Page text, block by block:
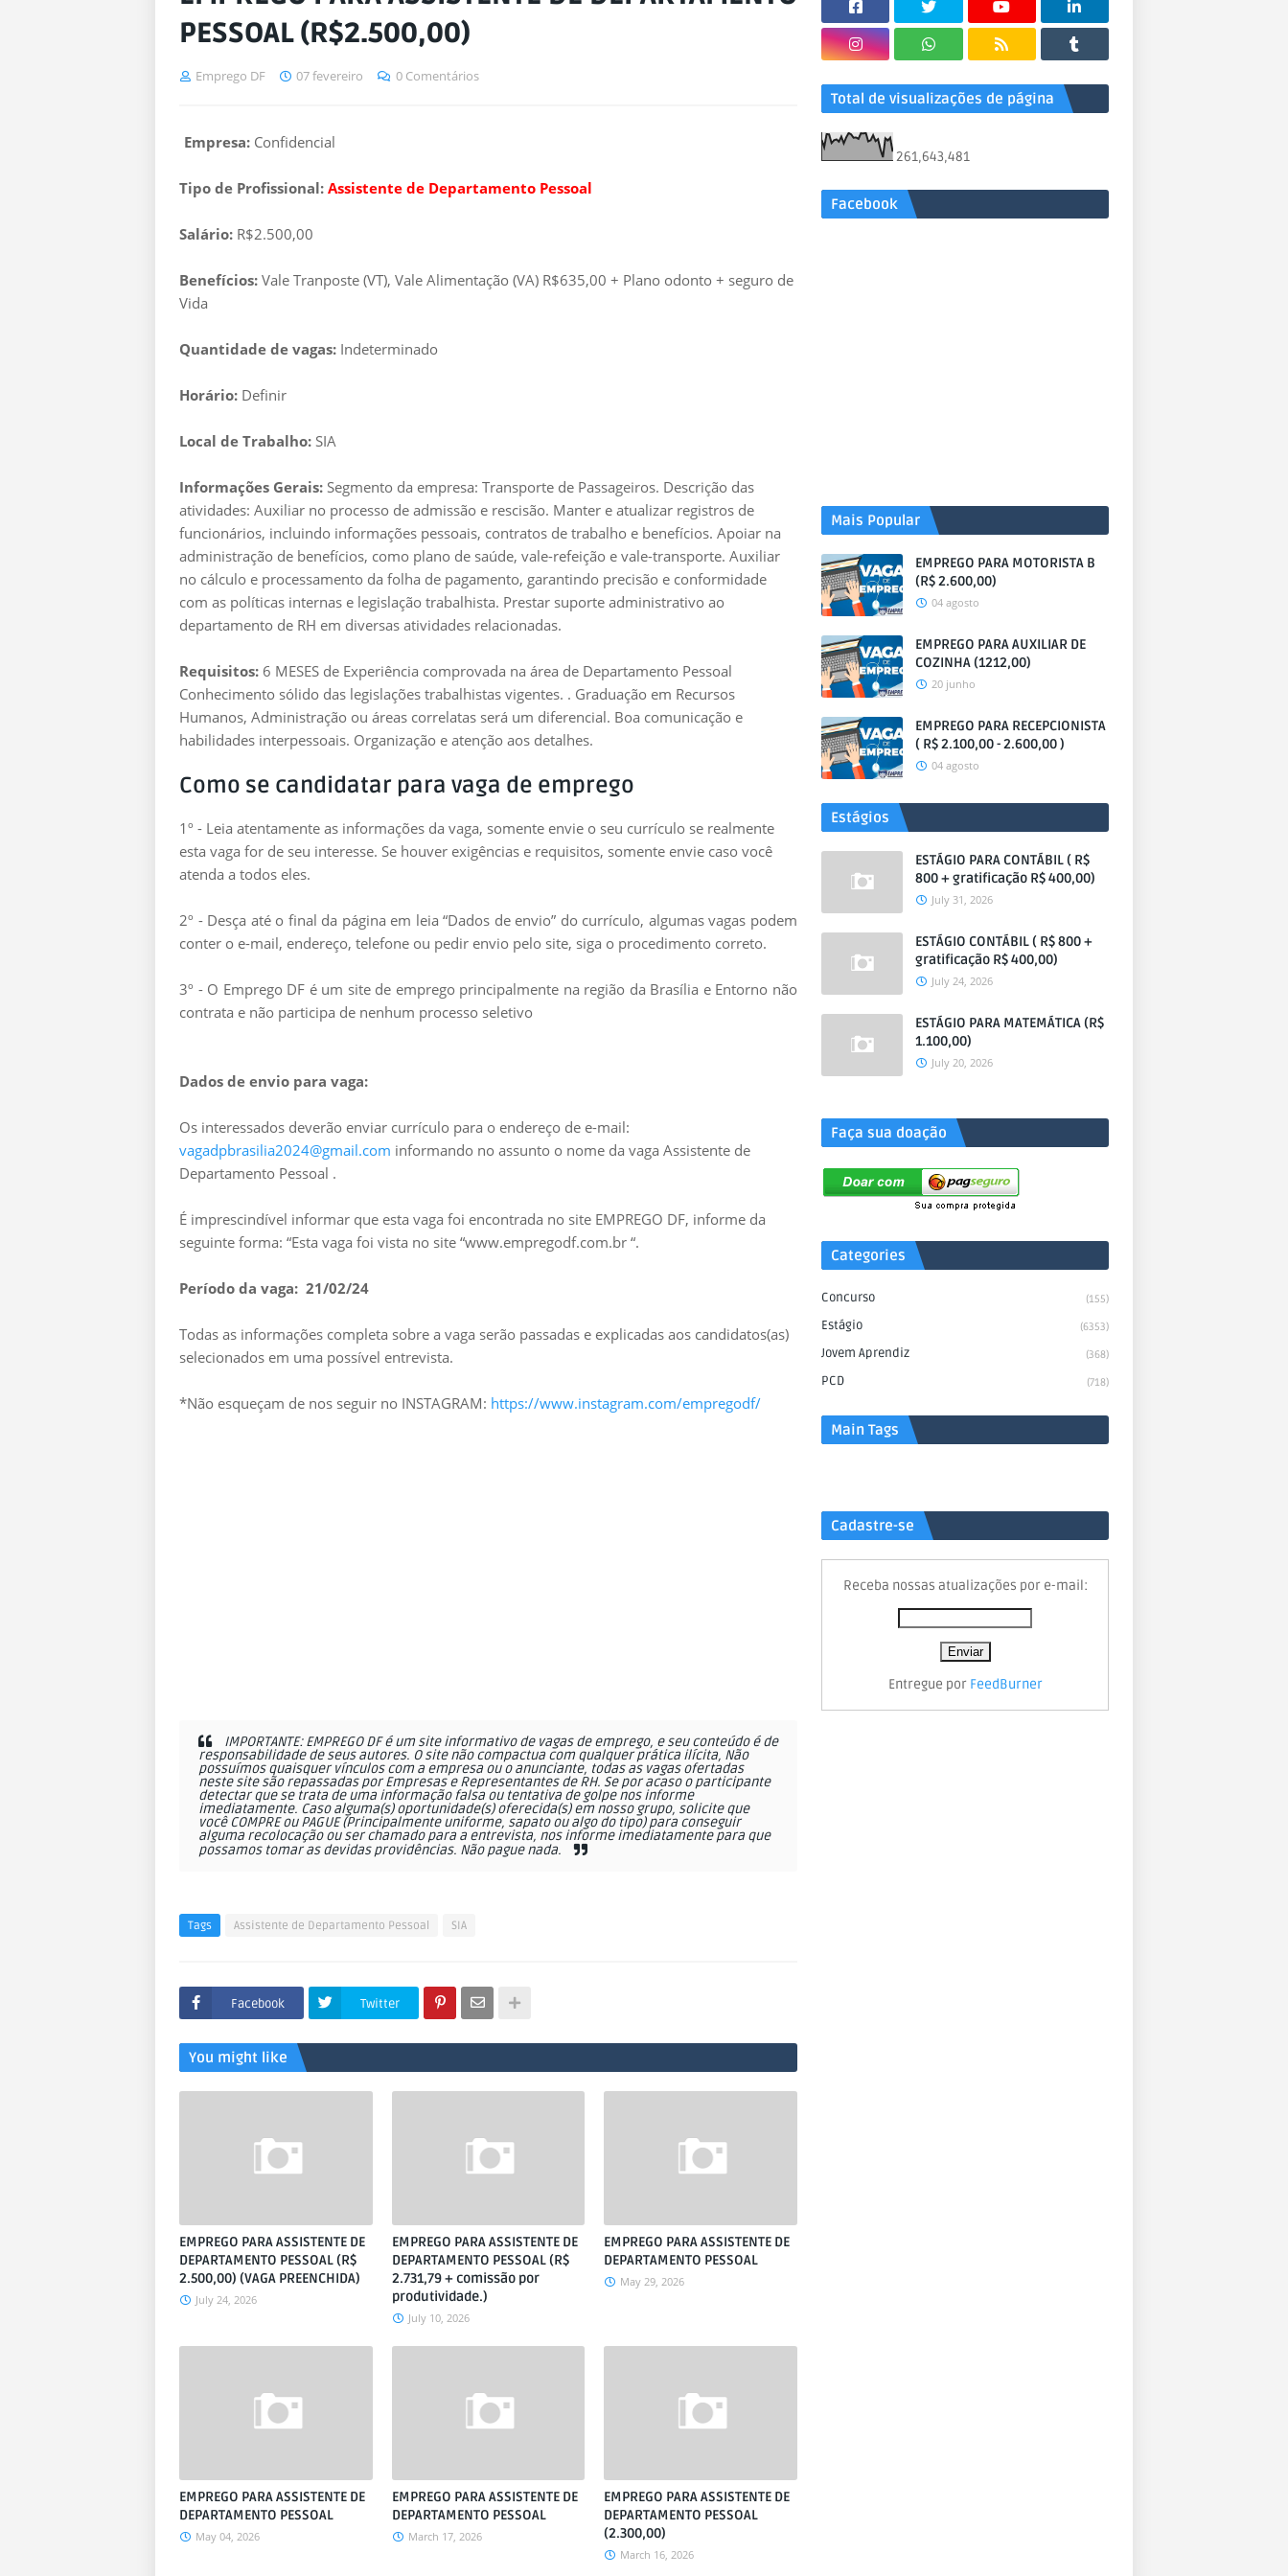
PESSOAL (R$2.500,00)
Emprego DF 07 fevereiro 0 Comentários
Empresa: Confidencial
Tipo de Profissional: Assistente de Departamento Pessoal
Salário: R$2.500,00
Benefícios: Vale Tranposte (VT), Vale Alimentação (VA) R$635,00 + Plano odonto + seguro de
Vida
Quantidade de vagas: Indeterminado
Horário: Definir
Local de Trabalho: SIA
Informações Gerais: Segmento da empresa: Transporte de Passageiros. Descrição das
atividades: Auxiliar no processo de admissão e rescisão. Manter e atualizar registros de
funcionários, incluindo informações pessoais, contratos de trabalho e benefícios. Apoiar na
administração de benefícios, como plano de saúde, vale-refeição e vale-transporte. Auxiliar
no cálculo e processamento da folha de pagamento, garantindo precisão e conformidade
com as políticas internas e legislação trabalhista. Prestar suporte administrativo ao
departamento de RH em diversas atividades relacionadas.
Requisitos: 6 MESES de Experiência comprovada na área de Departamento Pessoal
Conhecimento sólido das legislações trabalhistas vigentes. . Graduação em Recursos
Humanos, Administração ou áreas correlatas será um diferencial. Boa comunicação e
habilidades interpessoais. Organização e atenção aos detalhes.
Como se candidatar para vaga de emprego
1º - Leia atentamente as informações da vaga, somente envie o seu currículo se realmente
esta vaga for de seu interesse. Se houver exigências e requisitos, somente envie caso você
atenda a todos eles.
2º - Desça até o final da página em leia “Dados de envio” do currículo, algumas vagas podem
conter o e-mail, endereço, telefone ou pedir envio pelo site, siga o procedimento correto.
3º - O Emprego DF é um site de emprego principalmente na região da Brasília e Entorno não
contrata e não participa de nenhum processo seletivo
Dados de envio para vaga:
Os interessados deverão enviar currículo para o endereço de e-mail:
vagadpbrasilia2024@gmail.com informando no assunto o nome da vaga Assistente de
Departamento Pessoal .
É imprescindível informar que esta vaga foi encontrada no site EMPREGO DF, informe da
seguinte forma: “Esta vaga foi vista no site “www.empregodf.com.br “.
Período da vaga: 21/02/24
Todas as informações completa sobre a vaga serão passadas e explicadas aos candidatos(as)
selecionados em uma possível entrevista.
*Não esqueçam de nos seguir no INSTAGRAM: https://www.instagram.com/empregodf/
IMPORTANTE: EMPREGO DF é um site informativo de vagas de emprego, e seu conteúdo é de
responsabilidade de seus autores. O site não compactua com qualquer prática ilícita, Não
possuímos quaisquer vínculos com a empresa ou o anunciante, todas as vagas ofertadas
neste site são repassadas por Empresas e Representantes de RH. Se por acaso o participante
detectar que se trata de uma informação falsa ou tentativa de golpe nos informe
imediatamente. Caso alguma(s) oportunidade(s) oferecida(s) em nosso grupo, solicite que
você COMPRE ou PAGUE (Principalmente uniforme, sapato ou algo do tipo) para conseguir
alguma recolocação ou ser chamado para a entrevista, nos informe imediatamente para que
possamos tomar as devidas providências. Não pague nada.
Tags Assistente de Departamento Pessoal SIA
Facebook Twitter
You might like
EMPREGO PARA ASSISTENTE DE
DEPARTAMENTO PESSOAL (R$
2.500,00) (VAGA PREENCHIDA)
July 24, 2026
EMPREGO PARA ASSISTENTE DE
DEPARTAMENTO PESSOAL (R$
2.731,79 + comissão por
produtividade.)
July 10, 2026
EMPREGO PARA ASSISTENTE DE
DEPARTAMENTO PESSOAL
May 29, 2026
EMPREGO PARA ASSISTENTE DE
DEPARTAMENTO PESSOAL
May 04, 2026
EMPREGO PARA ASSISTENTE DE
DEPARTAMENTO PESSOAL
March 17, 2026
EMPREGO PARA ASSISTENTE DE
DEPARTAMENTO PESSOAL
(2.300,00)
March 16, 2026
Total de visualizações de página
261,643,481
Facebook
Mais Popular
EMPREGO PARA MOTORISTA B
(R$ 2.600,00)
04 agosto
EMPREGO PARA AUXILIAR DE
COZINHA (1212,00)
20 junho
EMPREGO PARA RECEPCIONISTA
( R$ 2.100,00 - 2.600,00 )
04 agosto
Estágios
ESTÁGIO PARA CONTÁBIL ( R$
800 + gratificação R$ 400,00)
July 31, 2026
ESTÁGIO CONTÁBIL ( R$ 800 +
gratificação R$ 400,00)
July 24, 2026
ESTÁGIO PARA MATEMÁTICA (R$
1.100,00)
July 20, 2026
Faça sua doação
Categories
Concurso (155)
Estágio (6353)
Jovem Aprendiz (368)
PCD (718)
Main Tags
Cadastre-se
Receba nossas atualizações por e-mail:
Entregue por FeedBurner